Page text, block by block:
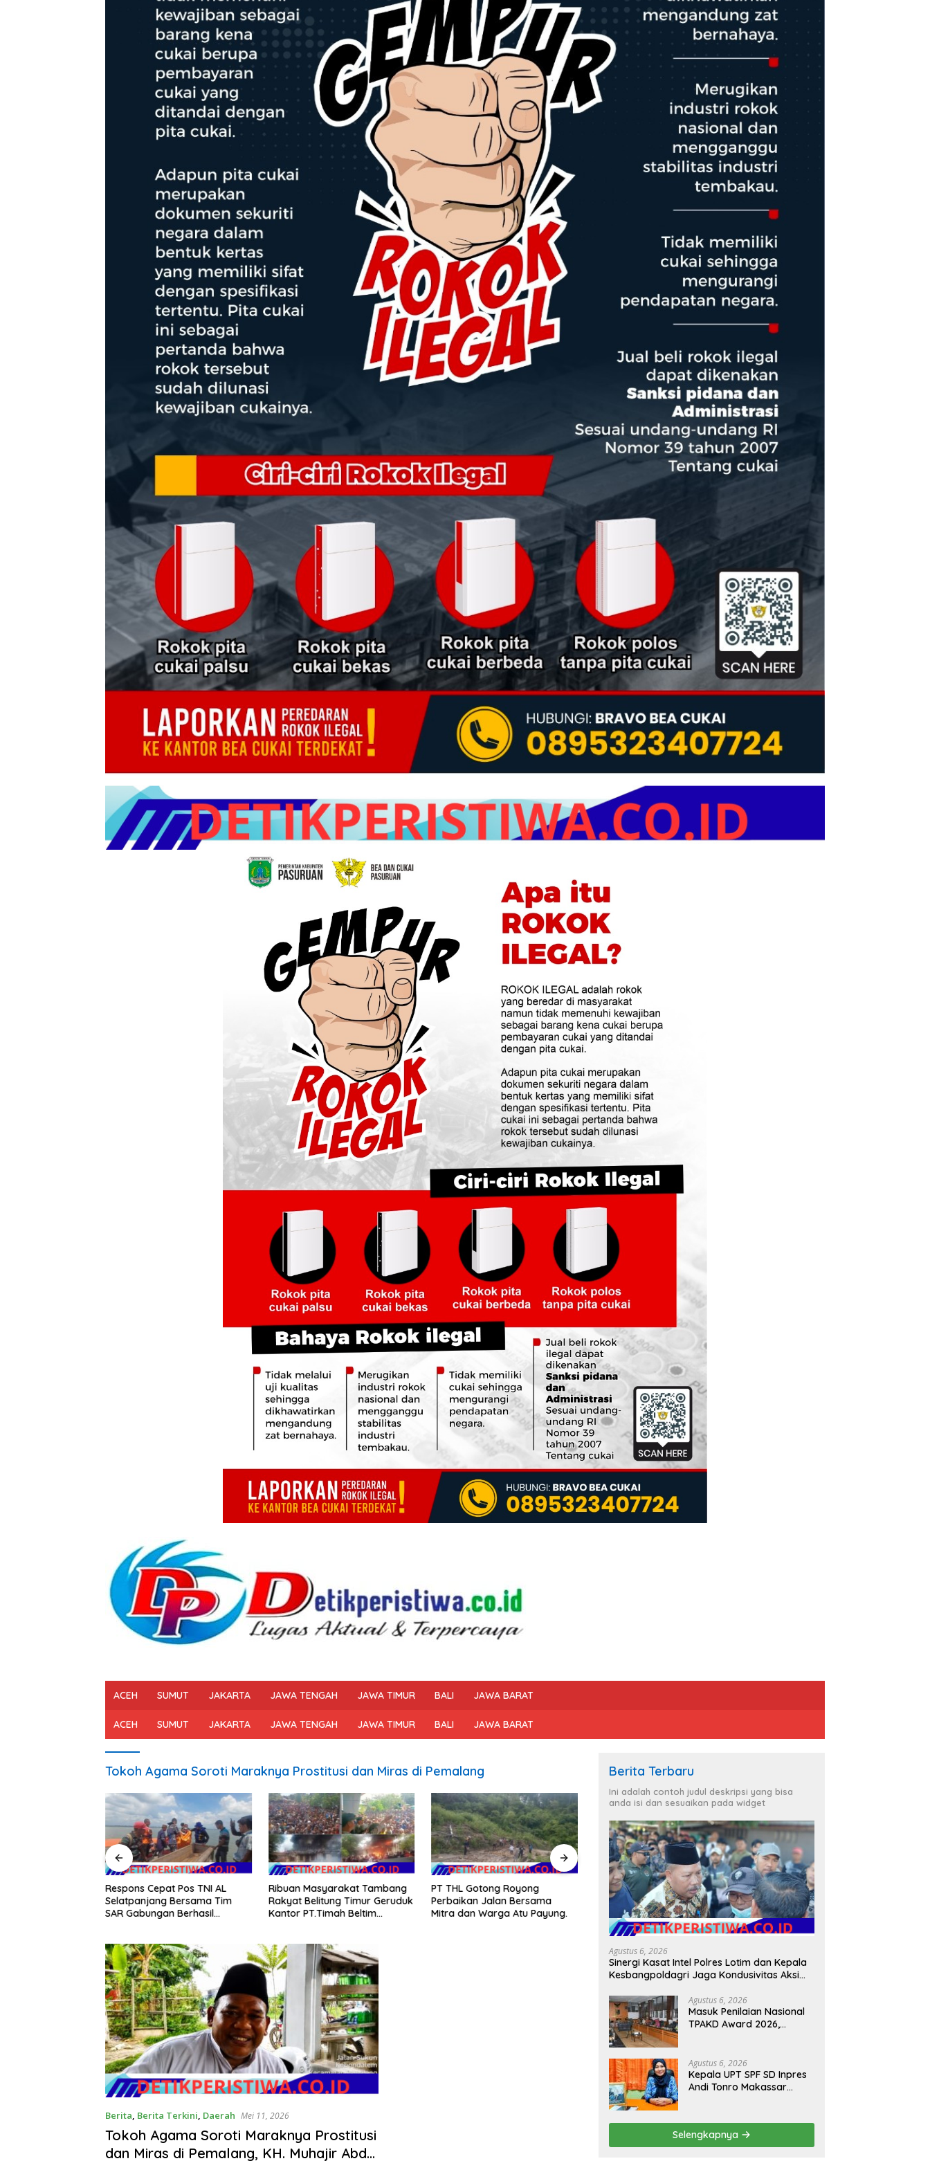
ACEH SUMUT JAKARTA JAWA TENGAH JAWA TIMUR BALI JAWA BARAT
ACEH SUMUT JAKARTA JAWA TENGAH JAWA TIMUR BALI JAWA BARAT
Tokoh Agama Soroti Maraknya Prostitusi dan Miras di Pemalang
Respons Cepat Pos TNI AL
Selatpanjang Bersama Tim
SAR Gabungan Berhasil
Mengkikip Kepulauan Meranti
Ribuan Masyarakat Tambang
Rakyat Belitung Timur Geruduk
Kantor PT.Timah Beltim
PT THL Gotong Royong
Perbaikan Jalan Bersama
Mitra dan Warga Atu Payung.
Dukung Ketahanan Pangan,
Polsek Belitang III Sukses Panen
Jagung di Desa Karang Jadi
Sepekan Buron Seorang Pria
Pelaku Curas Berhasil
Diamankan Tim SW Satreskrim
Polres OKU Timur
Berita, Berita Terkini, Daerah Mei 11, 2026
Tokoh Agama Soroti Maraknya Prostitusi
dan Miras di Pemalang, KH. Muhajir Abdul
Berita Terbaru
Ini adalah contoh judul deskripsi yang bisa
anda isi dan sesuaikan pada widget
Agustus 6, 2026
Sinergi Kasat Intel Polres Lotim dan Kepala
Kesbangpoldagri Jaga Kondusivitas Aksi
Agustus 6, 2026
Masuk Penilaian Nasional
TPAKD Award 2026,
untuk Dongkrak
Kesejahteraan Warga
Agustus 6, 2026
Kepala UPT SPF SD Inpres
Andi Tonro Makassar
Sekolah
Selengkapnya